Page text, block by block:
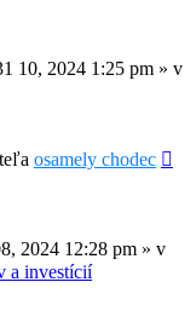
10, 2024 1:25 pm » v
osamely chodec
2024 12:28 pm » v
a investícií